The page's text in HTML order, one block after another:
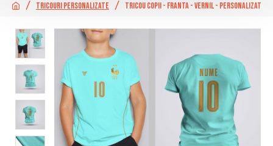
Tricouri Personalizate Tricou Copii - Franta - Vernil - Personalizat